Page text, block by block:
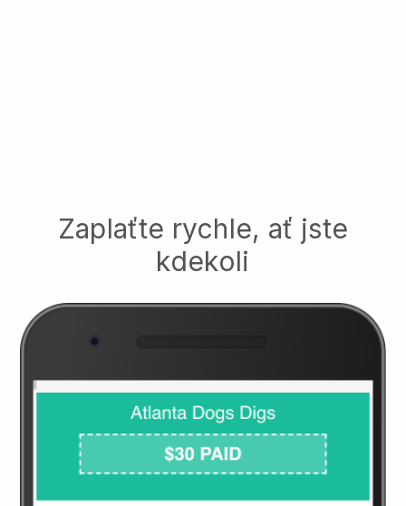
Zaplaťte rychle, ať jste
kdekoli